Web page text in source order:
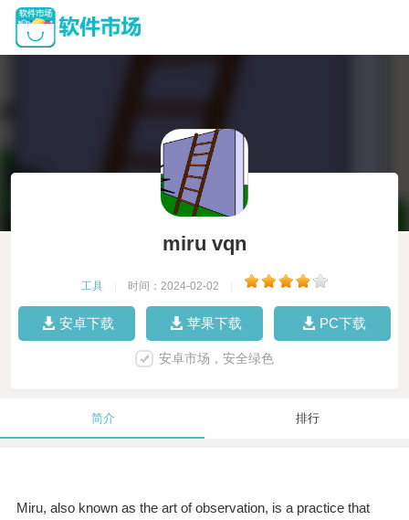
miru vqn
工具 时间：2024-02-02
安卓下载 苹果下载 PC下载
安卓市场，安全绿色
简介 排行
Miru, also known as the art of observation, is a practice that